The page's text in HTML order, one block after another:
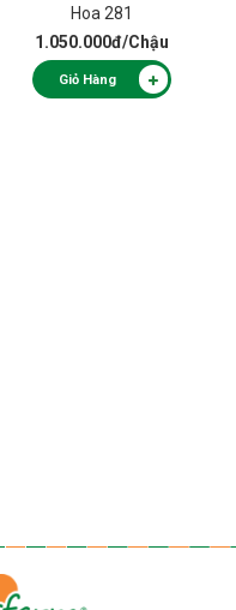
Hoa 281
1.050.000đ/Chậu
Giỏ Hàng